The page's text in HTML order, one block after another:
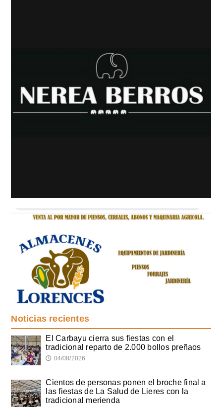
Noticias recientes
El Carbayu cierra sus fiestas con el
tradicional reparto de 2.000 bollos preñaos
🕔 04/08/2026
Cientos de personas ponen el broche final a
las fiestas de La Salud de Lieres con la
tradicional merienda